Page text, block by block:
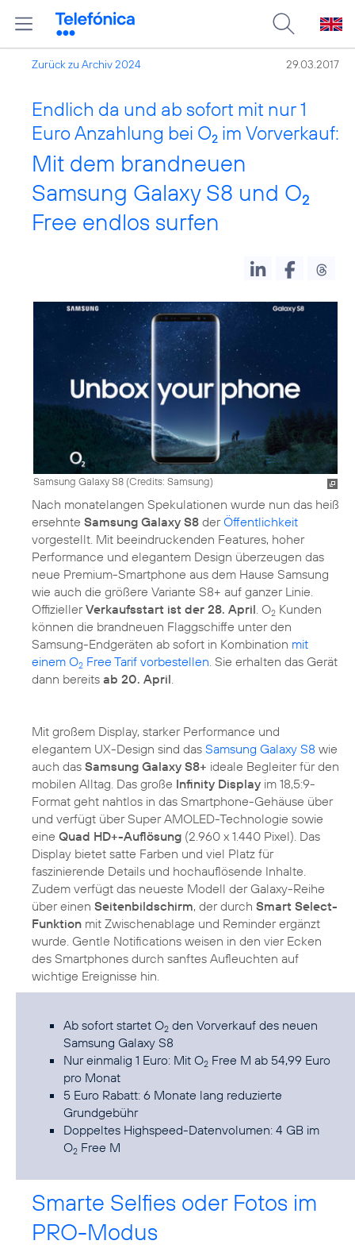
Zurück zu Archiv 2024 29.03.2017
Endlich da und ab sofort mit nur 1
Euro Anzahlung bei O2 im Vorverkauf:
Mit dem brandneuen
Samsung Galaxy S8 und O2
Free endlos surfen
Samsung Galaxy S8 (Credits: Samsung)
Nach monatelangen Spekulationen wurde nun das heiß
ersehnte Samsung Galaxy S8 derÖffentlichkeit
vorgestellt. Mit beeindruckenden Features, hoher
Performance und elegantem Design überzeugen das
neue Premium-Smartphone aus dem Hause Samsung
wie auch die größere Variante S8+ auf ganzer Linie.
OffiziellerVerkaufsstart ist der 28. April . O2 Kunden
können die brandneuen Flaggschiffe unter den
Samsung-Endgeräten ab sofort in Kombination mit
einem O2 Free Tarif vorbestellen . Sie erhalten das Gerät
dann bereits ab 20. April
Mit großem Display, starker Performance und
elegantem UX-Design sind das Samsung Galaxy S8 wie
auch das Samsung Galaxy S8+ ideale Begleiter für den
mobilen Alltag. Das große Infinity Display im 18,5:9-
Format geht nahtlos in das Smartphone-Gehäuse über
und verfügt über Super AMOLED-Technologie sowie
eine Quad HD+-Auflösung (2.960 x 1.440 Pixel). Das
Display bietet satte Farben und viel Platz für
faszinierende Details und hochauflösende Inhalte.
Zudem verfügt das neueste Modell der Galaxy-Reihe
über einen Seitenbildschirm, der durch Smart Select-
Funktion mit Zwischenablage und Reminder ergänzt
wurde. Gentle Notifications weisen in den vier Ecken
des Smartphones durch sanftes Aufleuchten auf
wichtige Ereignisse hin.
Ab sofort startet O2 den Vorverkauf des neuen
Samsung Galaxy S8
Nur einmalig 1 Euro: Mit O2 Free M ab 54,99 Euro
pro Monat
5 Euro Rabatt: 6 Monate lang reduzierte
Grundgebühr
Doppeltes Highspeed-Datenvolumen: 4 GB im
O2 Free M
Smarte Selfies oder Fotos im
PRO-Modus